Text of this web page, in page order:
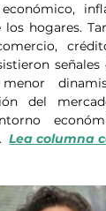
los hogares.
menor
del
Lea columna